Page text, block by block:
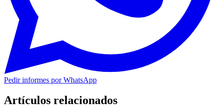
Pedir informes por WhatsApp
Artículos relacionados